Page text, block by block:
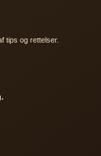
tips og rettelser.